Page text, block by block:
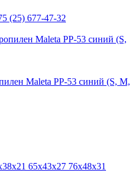
(25) 677-47-32
Maleta PP-53 синий (S, M,
65х43х27 76х48х31